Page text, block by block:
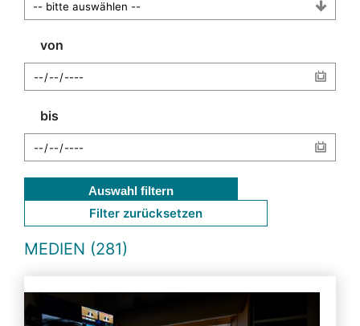
von
bis
Auswahl filtern
Filter zurücksetzen
MEDIEN (281)